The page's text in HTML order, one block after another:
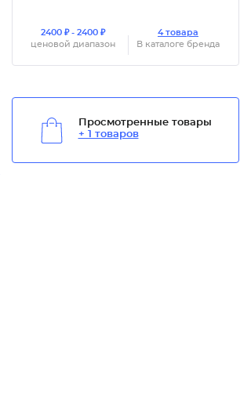
2400 ₽ - 2400 ₽
ценовой диапазон
4 товара
В каталоге бренда
Просмотренные товары
+ 1 товаров